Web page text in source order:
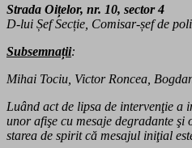
Strada Oițelor, nr. 10, sector 4
D-lui Șef Secție, Comisar-șef de
Subsemnații:
Mihai Tociu, Victor Roncea,
Luând act de lipsa de intervenţie a
unor afişe cu mesaje degradante
starea de spirit că mesajul iniţial